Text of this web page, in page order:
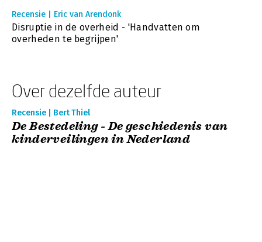
Recensie | Eric van Arendonk
Disruptie in de overheid - 'Handvatten om
overheden te begrijpen'
Over dezelfde auteur
Recensie | Bert Thiel
De Bestedeling - De geschiedenis van
kinderveilingen in Nederland